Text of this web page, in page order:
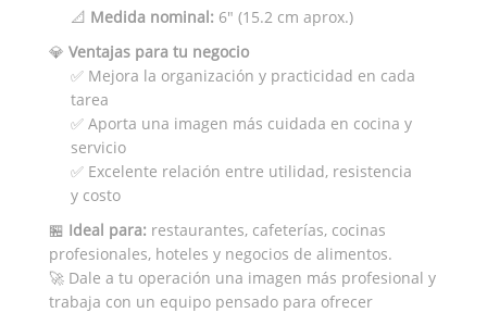
📐 Medida nominal: 6" (15.2 cm aprox.)
💎 Ventajas para tu negocio
✅ Mejora la organización y practicidad en cada
tarea
✅ Aporta una imagen más cuidada en cocina y
servicio
✅ Excelente relación entre utilidad, resistencia
y costo
🏪 Ideal para: restaurantes, cafeterías, cocinas
profesionales, hoteles y negocios de alimentos.
🚀 Dale a tu operación una imagen más profesional y
trabaja con un equipo pensado para ofrecer